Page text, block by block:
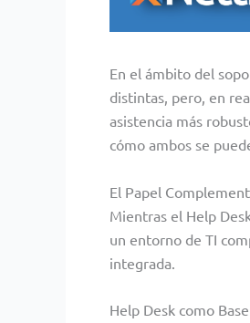
En el ámbito del
distintas, pero, en
asistencia más
cómo ambos se
El Papel
Mientras el Help
un entorno de TI
integrada.
Help Desk como